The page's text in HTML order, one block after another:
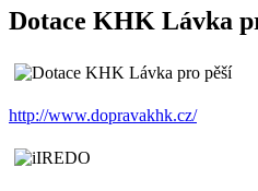
Dotace KHK Lávka
http://www.dopravakhk.cz/